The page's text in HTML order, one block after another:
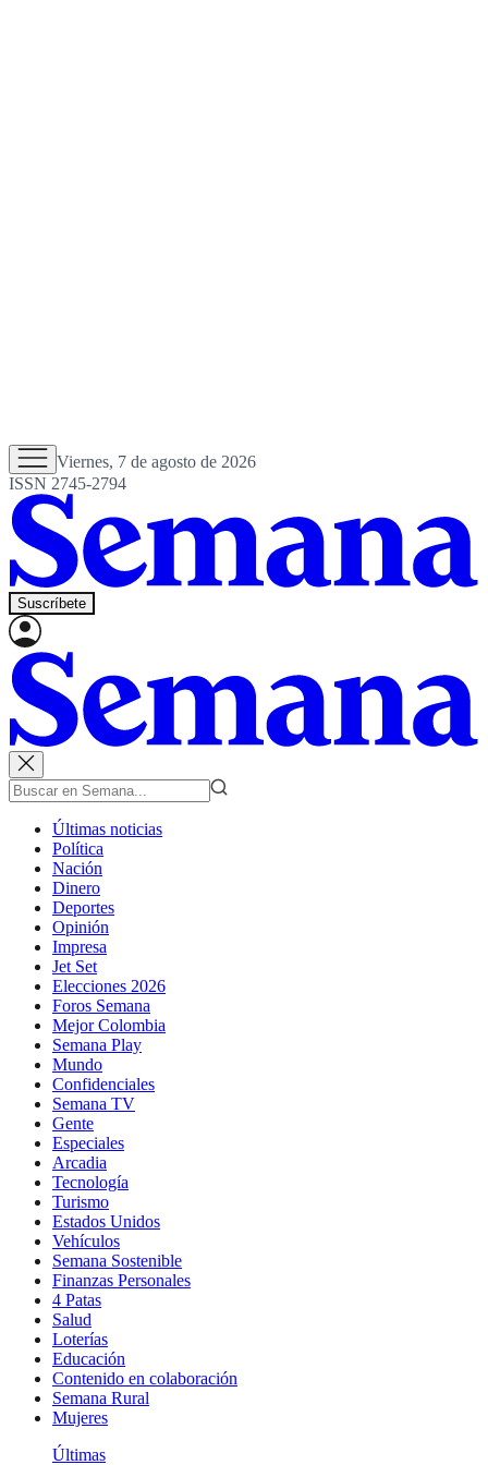
Viernes, 7 de agosto de 2026
ISSN 2745-2794
Suscríbete
Últimas noticias
Política
Nación
Dinero
Deportes
Opinión
Impresa
Jet Set
Elecciones 2026
Foros Semana
Mejor Colombia
Semana Play
Mundo
Confidenciales
Semana TV
Gente
Especiales
Arcadia
Tecnología
Turismo
Estados Unidos
Vehículos
Semana Sostenible
Finanzas Personales
4 Patas
Salud
Loterías
Educación
Contenido en colaboración
Semana Rural
Mujeres
Últimas